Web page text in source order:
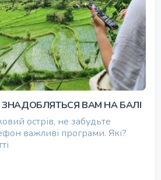
ЗНАДОБЛЯТЬСЯ ВАМ НА БАЛІ
острів, не забудьте
важливі програми. Які?